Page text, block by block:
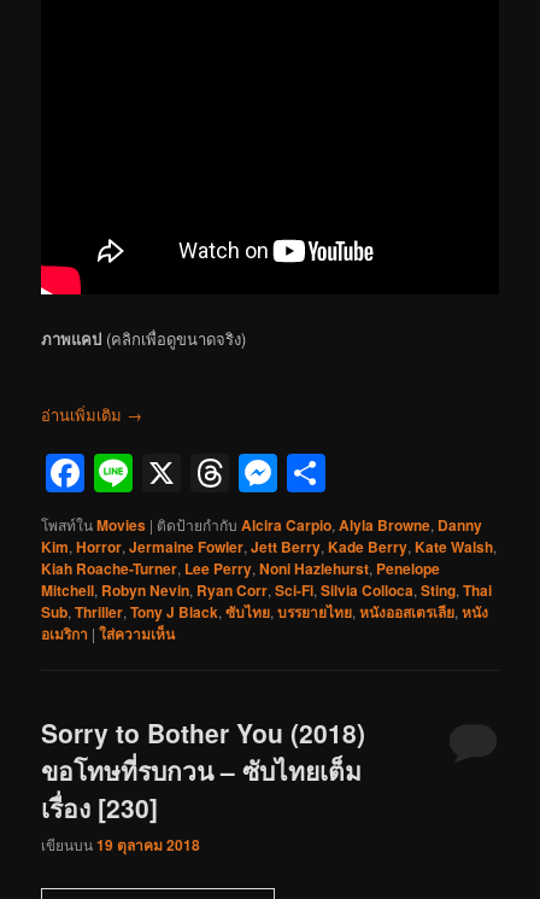
ภาพแคป (คลิกเพื่อดูขนาดจริง)
อ่านเพิ่มเติม →
Facebook
Line
X Threads
Messenger
โพสท์ในMovies | ติดป้ายกำกับ Alcira Carpio,Alyla Browne, Danny
Kim,Horror,Jermaine Fowler,Jett Berry,Kade Berry,Kate Walsh,
Kiah Roache-Turner, Lee Perry,Noni Hazlehurst, Penelope
Mitchell, Robyn Nevin, Ryan Corr,Sci-Fi,Silvia Colloca,Sting,Thai
Sub,Thriller,Tony J Black,ซับไทย,บรรยายไทย,หนังออสเตรเลีย,หนัง
อเมริกา |ใส่ความเห็น
Sorry to Bother You (2018)
ขอโทษที่รบกวน – ซับไทยเต็ม
เรื่อง [230]
เขียนบน19 ตุลาคม 2018